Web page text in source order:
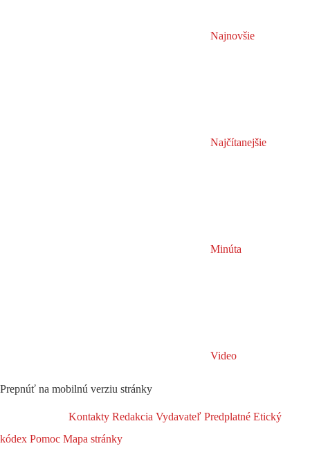
Najnovšie
Najčítanejšie
Minúta
Video
Prepnúť na mobilnú verziu stránky
Kontakty Redakcia Vydavateľ Predplatné Etický
kódex Pomoc Mapa stránky